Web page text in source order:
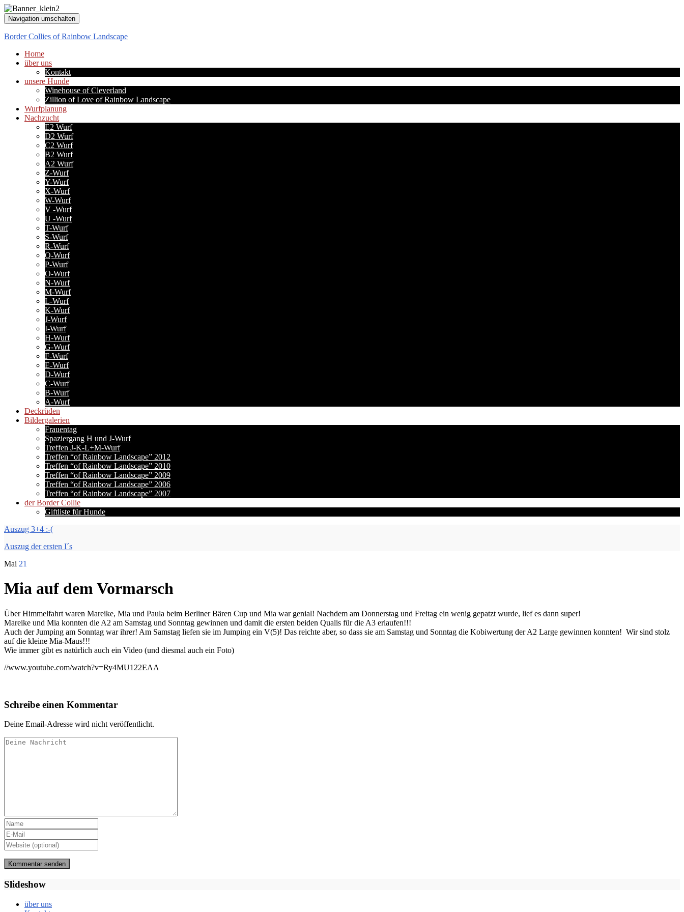
Navigation umschalten
Border Collies of Rainbow Landscape
Home
über uns
Kontakt
unsere Hunde
Winehouse of Cleverland
Zillion of Love of Rainbow Landscape
Wurfplanung
Nachzucht
E2 Wurf
D2 Wurf
C2 Wurf
B2 Wurf
A2 Wurf
Z-Wurf
Y-Wurf
X-Wurf
W-Wurf
V -Wurf
U -Wurf
T-Wurf
S-Wurf
R-Wurf
Q-Wurf
P-Wurf
O-Wurf
N-Wurf
M-Wurf
L-Wurf
K-Wurf
J-Wurf
I-Wurf
H-Wurf
G-Wurf
F-Wurf
E-Wurf
D-Wurf
C-Wurf
B-Wurf
A-Wurf
Deckrüden
Bildergalerien
Frauentag
Spaziergang H und J-Wurf
Treffen J-K-L+M-Wurf
Treffen “of Rainbow Landscape” 2012
Treffen “of Rainbow Landscape” 2010
Treffen “of Rainbow Landscape” 2009
Treffen “of Rainbow Landscape” 2006
Treffen “of Rainbow Landscape” 2007
der Border Collie
Giftliste für Hunde
Auszug 3+4 :-(
Auszug der ersten I´s
Mai 21
Mia auf dem Vormarsch
Über Himmelfahrt waren Mareike, Mia und Paula beim Berliner Bären Cup und Mia war genial! Nachdem am Donnerstag und Freitag ein wenig gepatzt wurde, lief es dann super!
Mareike und Mia konnten die A2 am Samstag und Sonntag gewinnen und damit die ersten beiden Qualis für die A3 erlaufen!!!
Auch der Jumping am Sonntag war ihrer! Am Samstag liefen sie im Jumping ein V(5)! Das reichte aber, so dass sie am Samstag und Sonntag die Kobiwertung der A2 Large gewinnen konnten! Wir sind stolz
auf die kleine Mia-Maus!!!
Wie immer gibt es natürlich auch ein Video (und diesmal auch ein Foto)
//www.youtube.com/watch?v=Ry4MU122EAA
Schreibe einen Kommentar
Deine Email-Adresse wird nicht veröffentlicht.
Slideshow
über uns